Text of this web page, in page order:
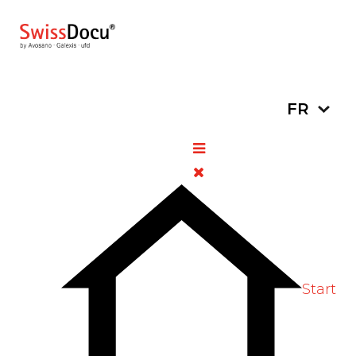
FR
Start
BACK TO MONTHLY ARCHIVE
Juin 2026